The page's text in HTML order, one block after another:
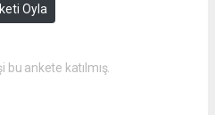
Oyla
bu ankete katılmış.